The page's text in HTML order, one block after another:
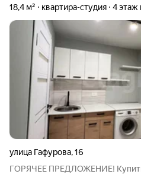
18,4 м² квартира-студия 4 этаж
улица Гафурова,16
ГОРЯЧЕЕ ПРЕДЛОЖЕНИЕ! Купить